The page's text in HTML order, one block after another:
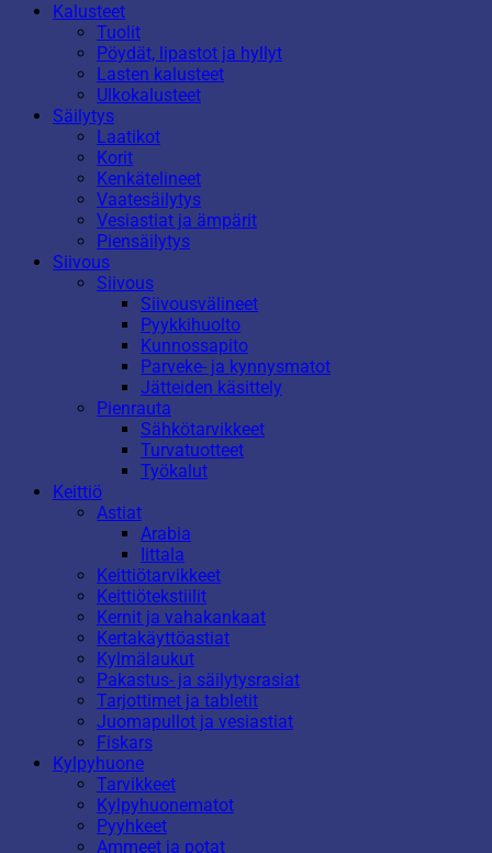
Kalusteet
Tuolit
Pöydät, lipastot ja hyllyt
Lasten kalusteet
Ulkokalusteet
Säilytys
Laatikot
Korit
Kenkätelineet
Vaatesäilytys
Vesiastiat ja ämpärit
Piensäilytys
Siivous
Siivous
Siivousvälineet
Pyykkihuolto
Kunnossapito
Parveke- ja kynnysmatot
Jätteiden käsittely
Pienrauta
Sähkötarvikkeet
Turvatuotteet
Työkalut
Keittiö
Astiat
Arabia
Iittala
Keittiötarvikkeet
Keittiötekstiilit
Kernit ja vahakankaat
Kertakäyttöastiat
Kylmälaukut
Pakastus- ja säilytysrasiat
Tarjottimet ja tabletit
Juomapullot ja vesiastiat
Fiskars
Kylpyhuone
Tarvikkeet
Kylpyhuonematot
Pyyhkeet
Ammeet ja potat